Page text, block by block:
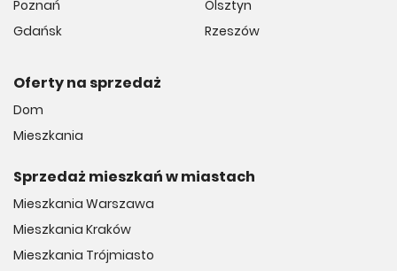
Poznań
Gdańsk
Olsztyn
Rzeszów
Oferty na sprzedaż
Dom
Mieszkania
Sprzedaż mieszkań w miastach
Mieszkania Warszawa
Mieszkania Kraków
Mieszkania Trójmiasto